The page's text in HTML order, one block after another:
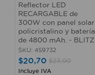
Reflector LED
RECARGABLE de
300W con panel solar
policristalino y batería
de 4800 mAh. - BLITZ
SKU: 459732
$20,70 $23,00
Incluye IVA